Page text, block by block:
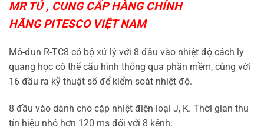
MR TÚ , CUNG CẤP HÀNG CHÍNH
HÃNGPITESCO VIỆT NAM
Mô-đun R-TC8 có bộ xử lý với 8 đầu vào nhiệt độ cách ly
quang học có thể cấu hình thông qua phần mềm, cùng với
16 đầu ra kỹ thuật số để kiểm soát nhiệt độ.
8 đầu vào dành cho cặp nhiệt điện loại J, K. Thời gian thu
tín hiệu nhỏ hơn 120 ms đối với 8 kênh.